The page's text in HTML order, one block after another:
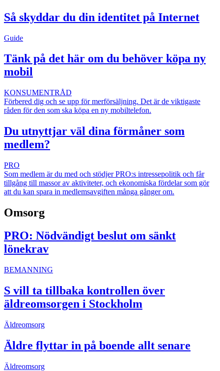
Så skyddar du din identitet på Internet
Guide
Tänk på det här om du behöver köpa ny
mobil
KONSUMENTRÅD
Förbered dig och se upp för merförsäljning. Det är de viktigaste
råden för den som ska köpa en ny mobiltelefon.
Du utnyttjar väl dina förmåner som
medlem?
PRO
Som medlem är du med och stödjer PRO:s intressepolitik och får
tillgång till massor av aktiviteter, och ekonomiska fördelar som gör
att du kan spara in medlemsavgiften många gånger om.
Omsorg
PRO: Nödvändigt beslut om sänkt
lönekrav
BEMANNING
S vill ta tillbaka kontrollen över
äldreomsorgen i Stockholm
Äldreomsorg
Äldre flyttar in på boende allt senare
Äldreomsorg